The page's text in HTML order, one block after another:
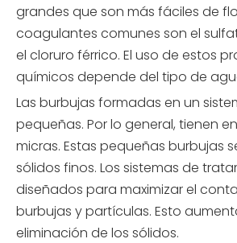
grandes que son más fáciles de
coagulantes comunes son el
el cloruro férrico. El uso de estos
químicos depende del tipo de
Las burbujas formadas en un
pequeñas. Por lo general, tienen
micras. Estas pequeñas burbujas
sólidos finos. Los sistemas de
diseñados para maximizar el
burbujas y partículas. Esto
eliminación de los sólidos.